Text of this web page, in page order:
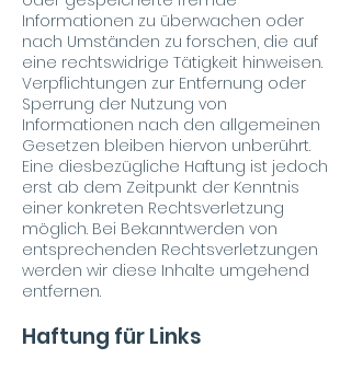
Informationen zu überwachen oder
nach Umständen zu forschen, die auf
eine rechtswidrige Tätigkeit hinweisen.
Verpflichtungen zur Entfernung oder
Sperrung der Nutzung von
Informationen nach den allgemeinen
Gesetzen bleiben hiervon unberührt.
Eine diesbezügliche Haftung ist jedoch
erst ab dem Zeitpunkt der Kenntnis
einer konkreten Rechtsverletzung
möglich. Bei Bekanntwerden von
entsprechenden Rechtsverletzungen
werden wir diese Inhalte umgehend
entfernen.
Haftung fürLinks